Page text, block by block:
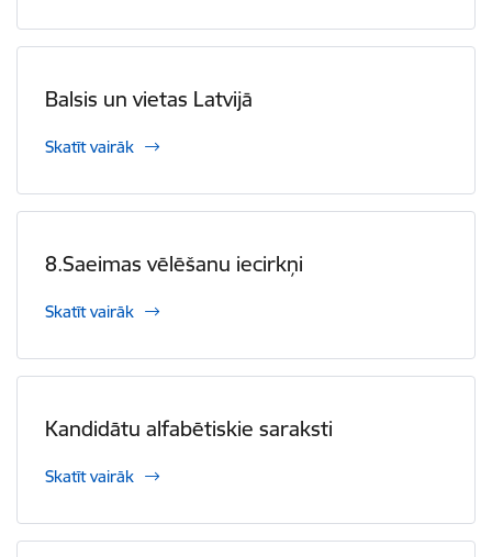
Balsis un vietas Latvijā
Skatīt vairāk
8.Saeimas vēlēšanu iecirkņi
Skatīt vairāk
Kandidātu alfabētiskie saraksti
Skatīt vairāk